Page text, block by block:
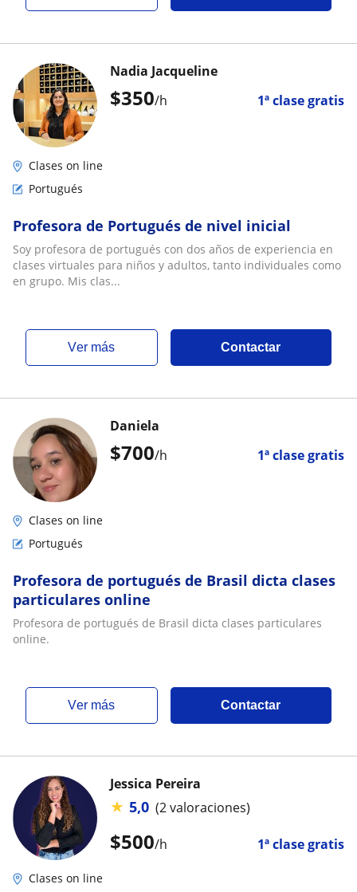
$350/h 1ª clase gratis
Nadia Jacqueline
Clases on line
Portugués
Profesora de Portugués de nivel inicial
Soy profesora de portugués con dos años de experiencia en
clases virtuales para niños y adultos, tanto individuales como
en grupo. Mis clas...
ver más Contactar
$700/h 1ª clase gratis
Daniela
Clases on line
Portugués
Profesora de portugués de Brasil dicta clases
particulares online
Profesora de portugués de Brasil dicta clases particulares
online.
ver más Contactar
$500/h 1ª clase gratis
Jessica Pereira
★ 5,0 (2 valoraciones)
Clases on line